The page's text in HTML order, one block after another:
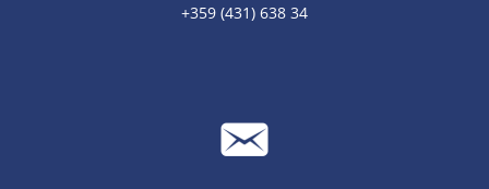
+359 (431) 638 34